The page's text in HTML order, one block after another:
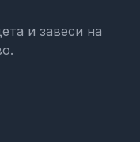
и завеси на